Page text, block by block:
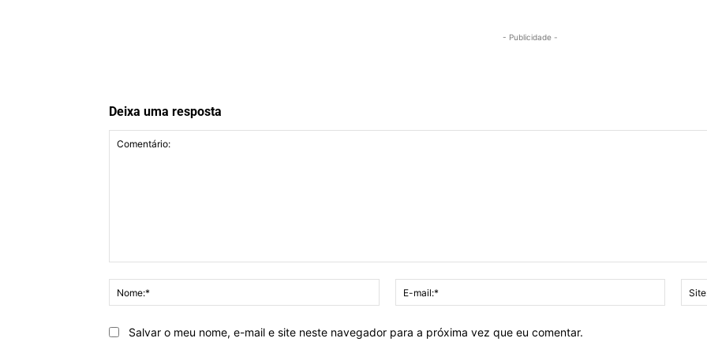
- Publicidade -
Deixa uma resposta
Nome:*
mail:*
Salvar o meu nome, e-mail e site neste navegador para a próxima vez que eu comentar.